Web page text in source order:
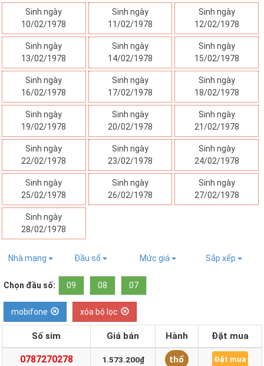
Sinh ngày
10/02/1978
Sinh ngày
11/02/1978
Sinh ngày
12/02/1978
Sinh ngày
13/02/1978
Sinh ngày
14/02/1978
Sinh ngày
15/02/1978
Sinh ngày
16/02/1978
Sinh ngày
17/02/1978
Sinh ngày
18/02/1978
Sinh ngày
19/02/1978
Sinh ngày
20/02/1978
Sinh ngày
21/02/1978
Sinh ngày
22/02/1978
Sinh ngày
23/02/1978
Sinh ngày
24/02/1978
Sinh ngày
25/02/1978
Sinh ngày
26/02/1978
Sinh ngày
27/02/1978
Sinh ngày
28/02/1978
Nhà mạng Đầu số Mức giá Sắp xếp
Chọn đầu số: 09 08 07
mobifone xóa bộ lọc
Số sim Giá bán Hành Đặt mua
0787270278 1.573.200₫ thổ Đặt mua